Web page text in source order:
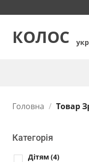
КОЛОС
Головна / Товар
Категорія
Дітям (4)